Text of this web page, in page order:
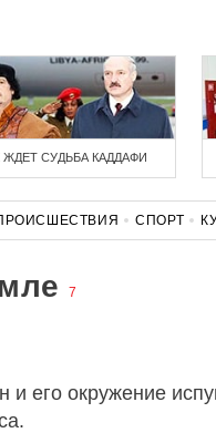
ЖДЕТ СУДЬБА КАДДАФИ
СПОРТ
7
и его окружение